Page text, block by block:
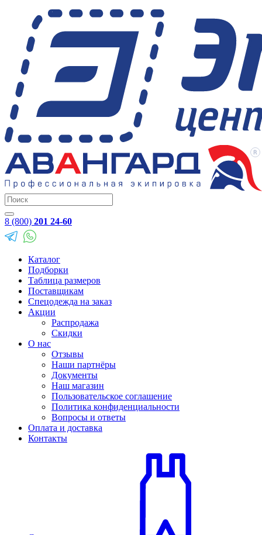
8 (800) 201 24-60
Каталог
Подборки
Таблица размеров
Поставщикам
Спецодежда на заказ
Акции
Распродажа
Скидки
О нас
Отзывы
Наши партнёры
Документы
Наш магазин
Пользовательское соглашение
Политика конфиденциальности
Вопросы и ответы
Оплата и доставка
Контакты